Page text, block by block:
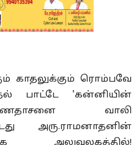
காதலுக்கும் ரொம்பவே
பாட்டே 'கன்னியின்
வாலி
அரு.ராமனாதனின்